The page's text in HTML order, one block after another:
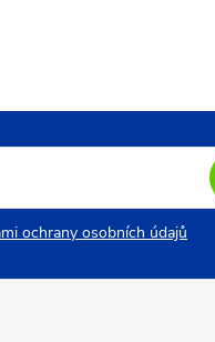
ochrany osobních údajů